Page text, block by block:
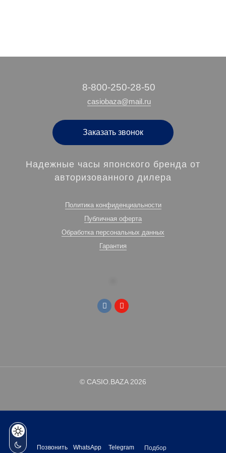
‭8-800-250-28-50
casiobaza@mail.ru
Заказать звонок
Надежные часы японского бренда от
авторизованного дилера
Политика конфиденциальности
Публичная оферта
Обработка персональных данных
Гарантия
© CASIO.BAZA 2026
Позвонить WhatsApp Telegram
Подбор